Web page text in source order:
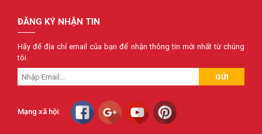
ĐĂNG KÝ NHẬN TIN
Hãy để địa chỉ email của bạn để nhận thông tin mới nhất từ chúng
tôi.
GỬI
Mạng xã hội: